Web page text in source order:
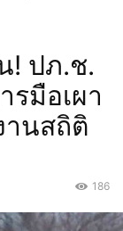
! ปภ.ช.
รมือเผา
านสถิติ
186